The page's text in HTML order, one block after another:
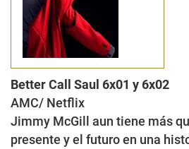
Better Call Saul 6x01 y 6x02
AMC/ Netflix
Jimmy McGill aun tiene más
presente y el futuro en una